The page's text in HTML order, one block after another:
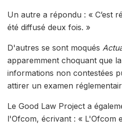
Un autre a répondu : « C’est
été diffusé deux fois. »
D'autres se sont moqués
apparemment choquant que
informations non contestées
attirer un examen
Le Good Law Project a
l'Ofcom, écrivant : « L'Ofcom